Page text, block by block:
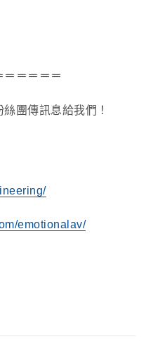
＝＝＝＝＝
團傳訊息給我們！
emotionalav/